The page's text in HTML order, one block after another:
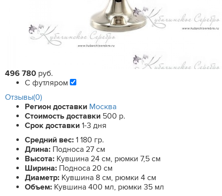
496 780 руб.
С футляром
Отзывы(0)
Регион доставки Москва
Стоимость доставки 500 р.
Срок доставки 1-3 дня
Средний вес: 1 180 гр.
Длина: Подноса 27 см
Высота: Кувшина 24 см, рюмки 7,5 см
Ширина: Подноса 20 см
Диаметр: Кувшина 8 см, рюмки 4 см
Объем: Кувшина 400 мл, рюмки 35 мл